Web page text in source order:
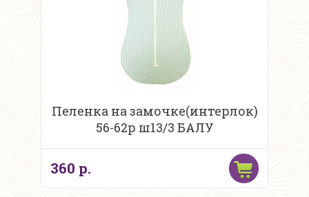
Пеленка на замочке(интерлок)
56-62р ш13/3 БАЛУ
360 р.